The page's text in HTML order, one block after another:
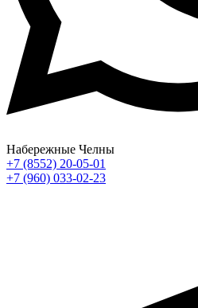
Набережные Челны
+7 (8552) 20-05-01
+7 (960) 033-02-23